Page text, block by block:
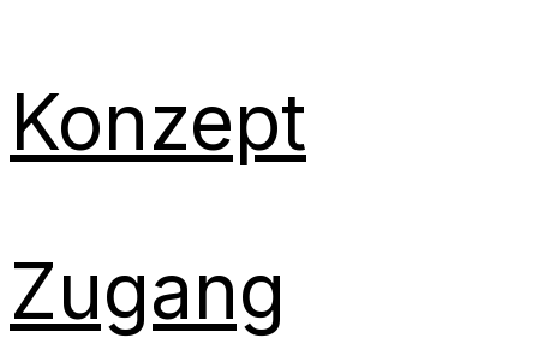
Konzept
Zugang